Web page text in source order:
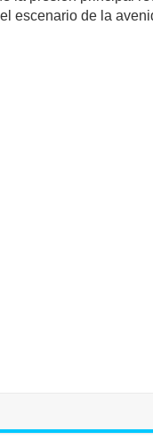
escenario de la